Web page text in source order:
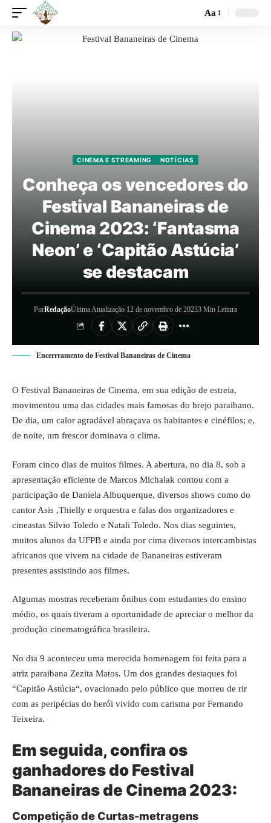
Aa
CINEMA E STREAMING NOTÍCIAS
Conheça os vencedores do
Festival Bananeiras de
Cinema 2023: ‘Fantasma
Neon’ e ‘Capitão Astúcia’
se destacam
PorRedaçãoÚltima Atualização 12 de novembro de 20233 Min Leitura
Encerrramento do Festival Bananeiras de Cinema
O Festival Bananeiras de Cinema, em sua edição de estreia,
movimentou uma das cidades mais famosas do brejo paraibano.
De dia, um calor agradável abraçava os habitantes e cinéfilos; e,
de noite, um frescor dominava o clima.
Foram cinco dias de muitos filmes. A abertura, no dia 8, sob a
apresentação eficiente de Marcos Michalak contou com a
participação de Daniela Albuquerque, diversos shows como do
cantor Asis ,Thielly e orquestra e falas dos organizadores e
cineastas Silvio Toledo e Natali Toledo. Nos dias seguintes,
muitos alunos da UFPB e ainda por cima diversos intercambistas
africanos que vivem na cidade de Bananeiras estiveram
presentes assistindo aos filmes.
Algumas mostras receberam ônibus com estudantes do ensino
médio, os quais tiveram a oportunidade de apreciar o melhor da
produção cinematográfica brasileira.
No dia 9 aconteceu uma merecida homenagem foi feita para a
atriz paraibana Zezita Matos. Um dos grandes destaques foi
“Capitão Astúcia“, ovacionado pelo público que morreu de rir
com as peripécias do herói vivido com carisma por Fernando
Teixeira.
Em seguida, confira os
ganhadores do Festival
Bananeiras de Cinema 2023:
Competição de Curtas-metragens